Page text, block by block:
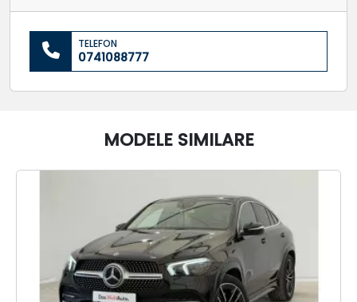
TELEFON
0741088777
MODELE SIMILARE